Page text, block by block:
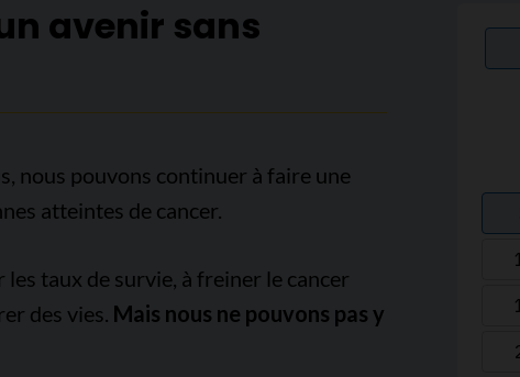
avenir sans
nous pouvons continuer à faire une
atteintes de cancer.
taux de survie, à freiner le cancer
des vies. Mais nous ne pouvons pas y